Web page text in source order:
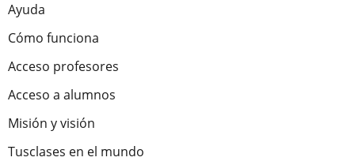
Ayuda
Cómo funciona
Acceso profesores
Acceso a alumnos
Misión y visión
Tusclases en el mundo